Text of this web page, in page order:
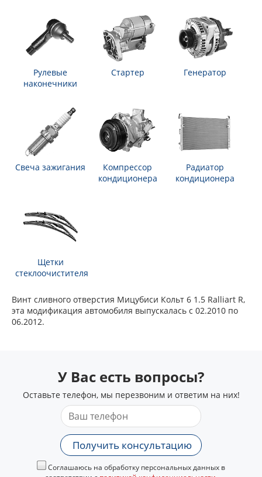
Рулевые
наконечники
Стартер Генератор
Свеча зажигания
Компрессор
кондиционера
Радиатор
кондиционера
Щетки
стеклоочистителя
Винт сливного отверстия Мицубиси Кольт 6 1.5 Ralliart R,
эта модификация автомобиля выпускалась с 02.2010 по
06.2012.
У Вас есть вопросы?
Оставьте телефон, мы перезвоним и ответим на них!
Получить консультацию
Соглашаюсь на обработку персональных данных в